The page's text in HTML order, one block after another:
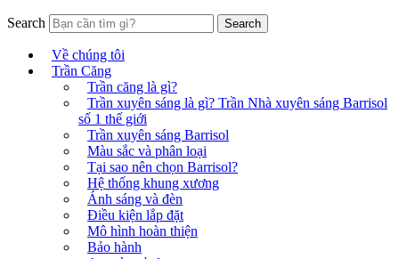
Search
Về chúng tôi
Trần Căng
Trần căng là gì?
Trần xuyên sáng là gì? Trần Nhà xuyên sáng Barrisol
số 1 thế giới
Trần xuyên sáng Barrisol
Màu sắc và phân loại
Tại sao nên chọn Barrisol?
Hệ thống khung xương
Ánh sáng và đèn
Điều kiện lắp đặt
Mô hình hoàn thiện
Bảo hành